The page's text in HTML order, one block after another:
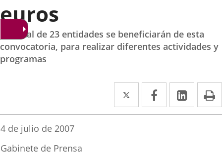
euros
Un total de 23 entidades se beneficiarán de esta
convocatoria, para realizar diferentes actividades y
programas
Twitter
Enlace
a
Facebook
Enlace
a
Enlace
a
Fecha
la
4 de julio de 2007
Fuente
Gabinete de Prensa